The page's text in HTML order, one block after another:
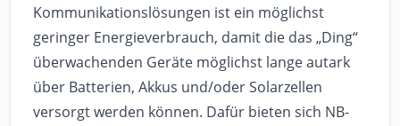
Kommunikationslösungen ist ein möglichst
geringer Energieverbrauch, damit die das „Ding“
überwachenden Geräte möglichst lange autark
über Batterien, Akkus und/oder Solarzellen
versorgt werden können. Dafür bieten sich NB-